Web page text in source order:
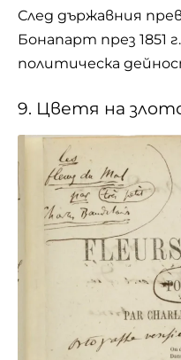
След държавния
Бонапарт през 1851
политическа
9. Цветя на